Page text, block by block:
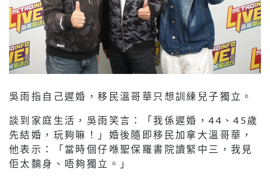
吳雨指自己遲婚，移民溫哥華只想訓練兒子獨立。
談到家庭生活，吳雨笑言：「我係遲婚，44、45歲
先結婚，玩夠嘛！」婚後隨即移民加拿大溫哥華，
他表示：「當時個仔喺聖保羅書院讀緊中三，我見
佢太黐身、唔夠獨立。」